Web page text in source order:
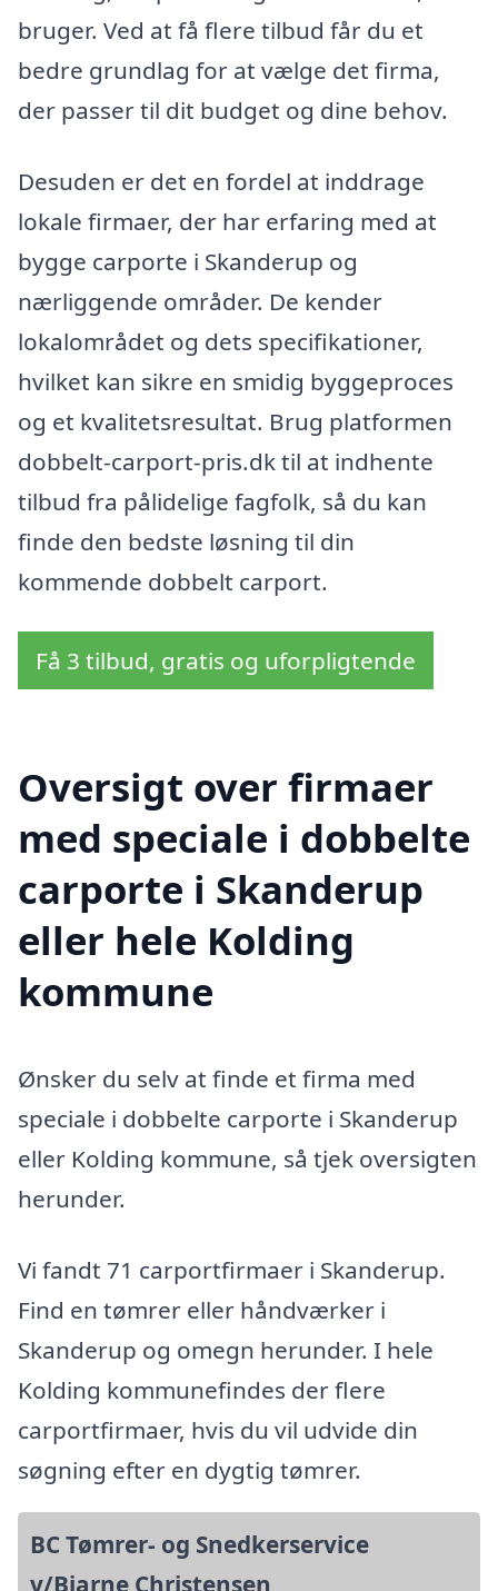
bruger. Ved at få flere tilbud får du et
bedre grundlag for at vælge det firma,
der passer til dit budget og dine behov.
Desuden er det en fordel at inddrage
lokale firmaer, der har erfaring med at
bygge carporte i Skanderup og
nærliggende områder. De kender
lokalområdet og dets specifikationer,
hvilket kan sikre en smidig byggeproces
og et kvalitetsresultat. Brug platformen
dobbelt-carport-pris.dk til at indhente
tilbud fra pålidelige fagfolk, så du kan
finde den bedste løsning til din
kommende dobbelt carport.
Få 3 tilbud, gratis og uforpligtende
Oversigt over firmaer
med speciale i dobbelte
carporte i Skanderup
eller hele Kolding
kommune
Ønsker du selv at finde et firma med
speciale i dobbelte carporte i Skanderup
eller Kolding kommune, så tjek oversigten
herunder.
Vi fandt 71 carportfirmaer i Skanderup.
Find en tømrer eller håndværker i
Skanderup og omegn herunder. I hele
Kolding kommunefindes der flere
carportfirmaer, hvis du vil udvide din
søgning efter en dygtig tømrer.
BC Tømrer- og Snedkerservice
v/Bjarne Christensen